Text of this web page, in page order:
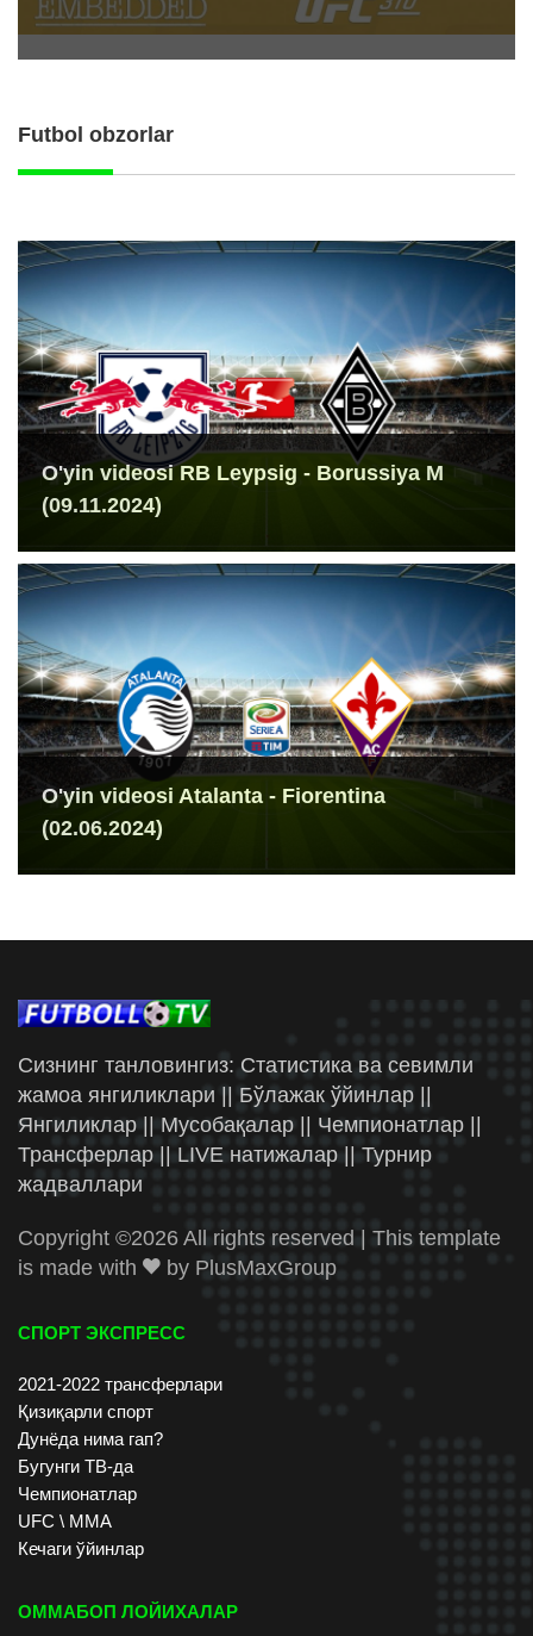
Futbol obzorlar
O'yin videosi RB Leypsig - Borussiya M
(09.11.2024)
O'yin videosi Atalanta - Fiorentina
(02.06.2024)
Сизнинг танловингиз: Статистика ва севимли
жамоа янгиликлари || Бўлажак ўйинлар ||
Янгиликлар || Мусобақалар || Чемпионатлар ||
Трансферлар || LIVE натижалар || Турнир
жадваллари
Copyright ©2026 All rights reserved | This template
is made with
by PlusMaxGroup
СПОРТ ЭКСПРЕСС
2021-2022 трансферлари
Қизиқарли спорт
Дунёда нима гап?
Бугунги ТВ-да
Чемпионатлар
UFC \ ММА
Кечаги ўйинлар
ОММАБОП ЛОЙИХАЛАР